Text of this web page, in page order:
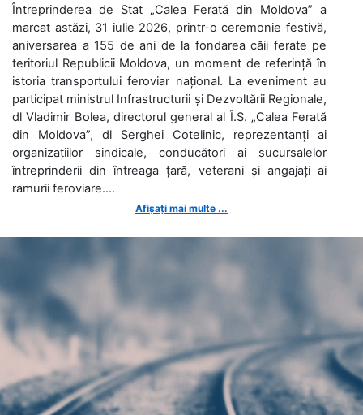
Întreprinderea de Stat „Calea Ferată din Moldova” a
marcat astăzi, 31 iulie 2026, printr-o ceremonie festivă,
aniversarea a 155 de ani de la fondarea căii ferate pe
teritoriul Republicii Moldova, un moment de referință în
istoria transportului feroviar național. La eveniment au
participat ministrul Infrastructurii și Dezvoltării Regionale,
dl Vladimir Bolea, directorul general al Î.S. „Calea Ferată
din Moldova”, dl Serghei Cotelinic, reprezentanți ai
organizațiilor sindicale, conducători ai sucursalelor
întreprinderii din întreaga țară, veterani și angajați ai
ramurii feroviare....
Afișați mai multe ...